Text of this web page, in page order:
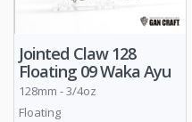
Jointed Claw 128
Floating 09 Waka Ayu
128mm - 3/4oz
Floating